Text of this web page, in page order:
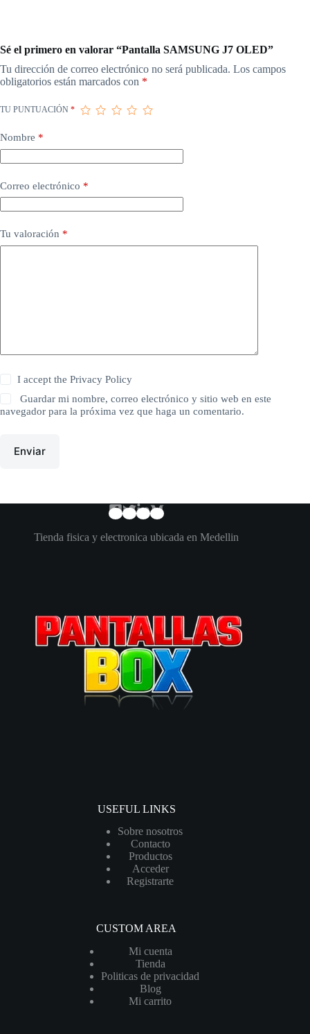
Sé el primero en valorar “Pantalla SAMSUNG J7 OLED”
Tu dirección de correo electrónico no será publicada. Los campos
obligatorios están marcados con *
TU PUNTUACIÓN *
Nombre *
Correo electrónico *
Tu valoración *
I accept thePrivacy Policy
Guardar mi nombre, correo electrónico y sitio web en este
navegador para la próxima vez que haga un comentario.
Enviar
Tienda fisica y electronica ubicada en Medellin
USEFUL LINKS
Sobre nosotros
Contacto
Productos
Acceder
Registrarte
CUSTOM AREA
Mi cuenta
Tienda
Politicas de privacidad
Blog
Mi carrito